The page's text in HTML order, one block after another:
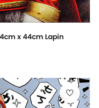
x 44cm Lapin